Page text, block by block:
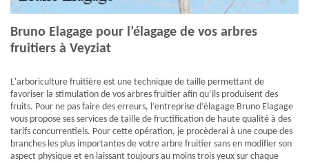
Bruno Elagage pour l’élagage de vos arbres
fruitiers à Veyziat
L'arboriculture fruitière est une technique de taille permettant de
favoriser la stimulation de vos arbres fruitier afin qu’ils produisent des
fruits. Pour ne pas faire des erreurs, l’entreprise d’élagage Bruno Elagage
vous propose ses services de taille de fructification de haute qualité à des
tarifs concurrentiels. Pour cette opération, je procèderai à une coupe des
branches les plus importantes de votre arbre fruitier sans en modifier son
aspect physique et en laissant toujours au moins trois yeux sur chaque